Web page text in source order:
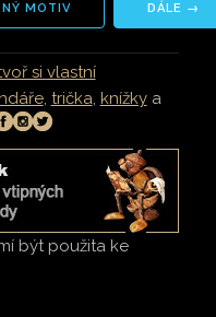
MOTIV
si vlastní
, trička, knížkya
být použita ke